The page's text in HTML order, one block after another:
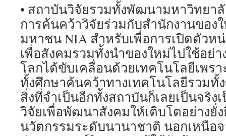
• สถาบันวิจัยรวมทั้งพัฒนามหาวิทยา
การค้นคว้าวิจัยร่วมกับสำนักงานของ
มหาชน NIA สำหรับเพื่อการเปิดตัวห
เพื่อสังคมรวมทั้งนำของใหม่ไปใช้อย่
โลกได้ขับเคลื่อนด้วยเทคโนโลยีเพร
ทั้งศึกษาค้นคว้าทางเทคโนโลยีรวมทั้
สิ่งที่จำเป็นอีกทั้งสถาบันก็เลยเป็นจริง
วิจัยเพื่อพัฒนาสังคมให้เติบโตอย่างยั่
นวัตกรรมระดับนานาชาติ นอกเหนือ